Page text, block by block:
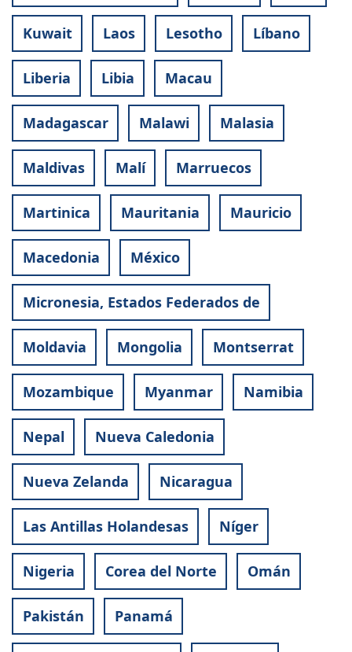
Kuwait Laos Lesotho Líbano
Liberia Libia Macau
Madagascar Malawi Malasia
Maldivas Malí Marruecos
Martinica Mauritania Mauricio
Macedonia México
Micronesia, Estados Federados de
Moldavia Mongolia Montserrat
Mozambique Myanmar Namibia
Nepal Nueva Caledonia
Nueva Zelanda Nicaragua
Las Antillas Holandesas Níger
Nigeria Corea del Norte Omán
Pakistán Panamá